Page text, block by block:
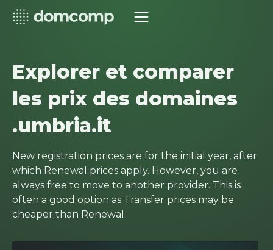
Explorer et comparer
les prix des domaines
.umbria.it
New registration prices are for the initial year, after
which Renewal prices apply. However, you are
always free to move to another provider. This is
often a good option as Transfer prices may be
cheaper than Renewal